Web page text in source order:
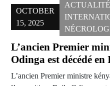
OCTOBER
15, 2025
ACTUALITÉ
L’ancien Premier
Odinga est décédé en
L’ancien Premier ministre